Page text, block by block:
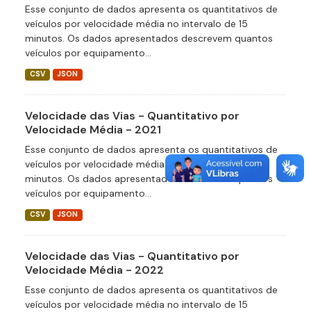
Esse conjunto de dados apresenta os quantitativos de
veículos por velocidade média no intervalo de 15
minutos. Os dados apresentados descrevem quantos
veículos por equipamento...
CSV JSON
Velocidade das Vias - Quantitativo por
Velocidade Média - 2021
Esse conjunto de dados apresenta os quantitativos de
veículos por velocidade média no intervalo de 15
minutos. Os dados apresentados descrevem quantos
veículos por equipamento...
CSV JSON
Velocidade das Vias - Quantitativo por
Velocidade Média - 2022
Esse conjunto de dados apresenta os quantitativos de
veículos por velocidade média no intervalo de 15